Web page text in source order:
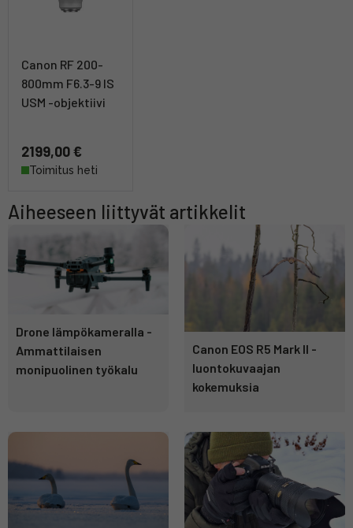
Canon RF 200-
800mm F6.3-9 IS
USM -objektiivi
2199,00 €
Toimitus heti
Aiheeseen liittyvät artikkelit
Drone lämpökameralla -
Ammattilaisen
monipuolinen työkalu
Canon EOS R5 Mark II -
luontokuvaajan
kokemuksia